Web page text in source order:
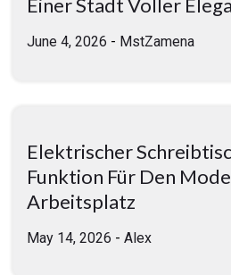
Einer Stadt Voller
June 4, 2026 - MstZamena
Elektrischer
Funktion Für Den
Arbeitsplatz
May 14, 2026 - Alex